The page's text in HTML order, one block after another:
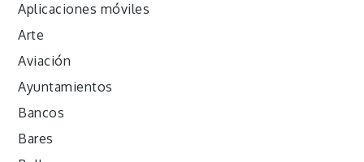
Aplicaciones móviles
Arte
Aviación
Ayuntamientos
Bancos
Bares